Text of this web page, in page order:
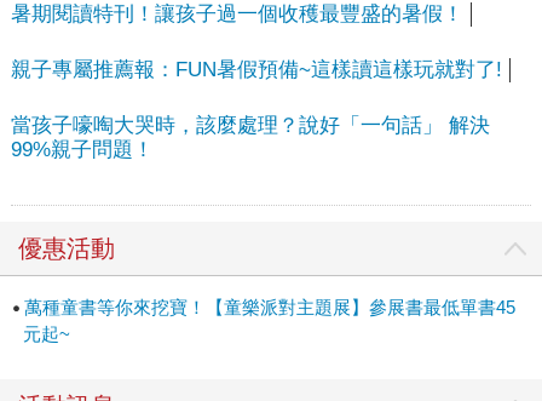
暑期閱讀特刊！讓孩子過一個收穫最豐盛的暑假！
親子專屬推薦報：FUN暑假預備~這樣讀這樣玩就對了!
當孩子嚎啕大哭時，該麼處理？說好「一句話」 解決
99%親子問題！
優惠活動
萬種童書等你來挖寶！【童樂派對主題展】參展書最低單書45
元起~